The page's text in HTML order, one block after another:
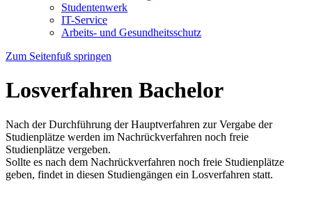
Studentenwerk
IT-Service
Arbeits- und Gesundheitsschutz
Zum Seitenfuß springen
Losverfahren Bachelor
Nach der Durchführung der Hauptverfahren zur Vergabe der
Studienplätze werden im Nachrückverfahren noch freie
Studienplätze vergeben.
Sollte es nach dem Nachrückverfahren noch freie Studienplätze
geben, findet in diesen Studiengängen ein Losverfahren statt.